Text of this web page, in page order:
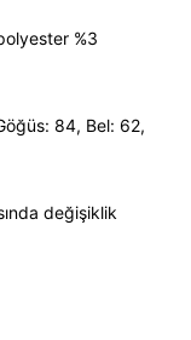
%3
84, Bel: 62,
değişiklik